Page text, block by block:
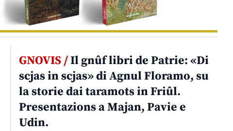
GNOVIS /Il gnûf libri de Patrie: «Di
scjas in scjas» di Agnul Floramo, su
la storie dai taramots in Friûl.
Presentazions a Majan, Pavie e
Udin.